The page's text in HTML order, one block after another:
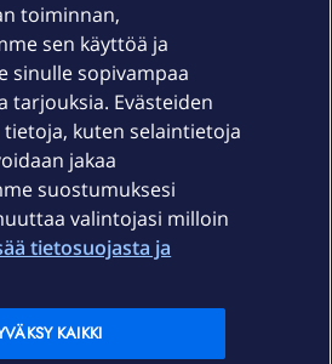
toiminnan,
sen käyttöä ja
sinulle sopivampaa
tarjouksia. Evästeiden
kuten selaintietoja
jakaa
suostumuksesi
valintojasi milloin
tietosuojasta ja
KAIKKI